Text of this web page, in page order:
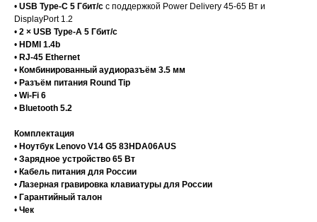
• USB Type-C 5 Гбит/с с поддержкой Power Delivery 45-65 Вт и
DisplayPort 1.2
• 2 × USB Type-A 5 Гбит/с
• HDMI 1.4b
• RJ-45 Ethernet
• Комбинированный аудиоразъём 3.5 мм
• Разъём питания Round Tip
• Wi-Fi 6
• Bluetooth 5.2
Комплектация
• Ноутбук Lenovo V14 G5 83HDA06AUS
• Зарядное устройство 65 Вт
• Кабель питания для России
• Лазерная гравировка клавиатуры для России
• Гарантийный талон
• Чек